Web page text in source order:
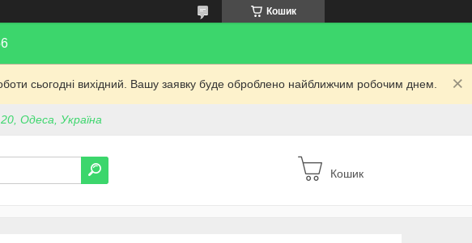
Кошик
сьогодні вихідний. Вашу заявку буде оброблено найближчим робочим днем.
Одеса, Україна
Кошик